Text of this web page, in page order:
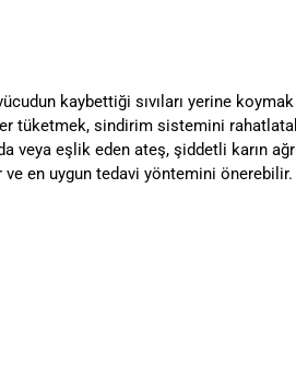
kaybettiği sıvıları yerine
tüketmek, sindirim sistemini
eşlik eden ateş, şiddetli karın
en uygun tedavi yöntemini önerebilir.